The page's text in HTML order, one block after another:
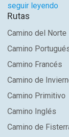
seguir leyendo
Rutas
Camino del Norte
Camino
Camino Francés
Camino de
Camino Primitivo
Camino Inglés
Camino de